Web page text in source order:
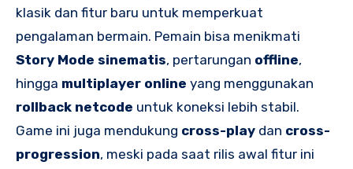
klasik dan fitur baru untuk memperkuat
pengalaman bermain. Pemain bisa menikmati
Story Mode sinematis, pertarungan offline,
hingga multiplayer online yang menggunakan
rollback netcode untuk koneksi lebih stabil.
Game ini juga mendukung cross-play dan cross-
progression, meski pada saat rilis awal fitur ini